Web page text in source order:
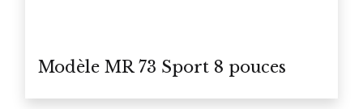
Modèle MR 73 Sport 8 pouces